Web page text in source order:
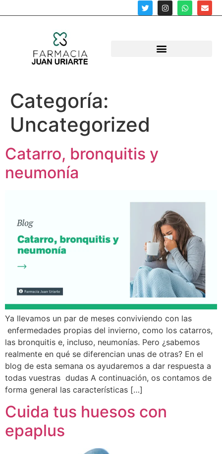
Categoría:
Uncategorized
Catarro, bronquitis y
neumonía
Ya llevamos un par de meses conviviendo con las
enfermedades propias del invierno, como los catarros,
las bronquitis e, incluso, neumonías. Pero ¿sabemos
realmente en qué se diferencian unas de otras? En el
blog de esta semana os ayudaremos a dar respuesta a
todas vuestras dudas A continuación, os contamos de
forma general las características […]
Cuida tus huesos con
epaplus